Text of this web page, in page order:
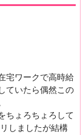
宅ワークで高時給
ていたら偶然この
ちょろちょろして
しましたが結構